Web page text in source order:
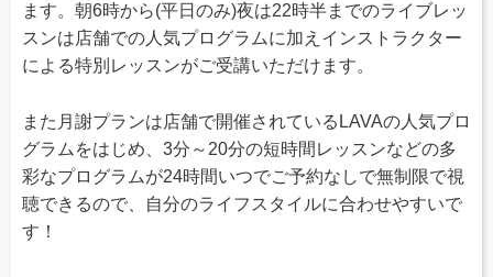
ます。朝6時から(平日のみ)夜は22時半までのライブレッ
スンは店舗での人気プログラムに加えインストラクター
による特別レッスンがご受講いただけます。
また月謝プランは店舗で開催されているLAVAの人気プロ
グラムをはじめ、3分～20分の短時間レッスンなどの多
彩なプログラムが24時間いつでご予約なしで無制限で視
聴できるので、自分のライフスタイルに合わせやすいで
す！